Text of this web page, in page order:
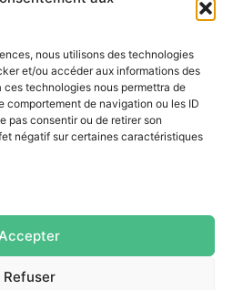
nous utilisons des technologies
et/ou accéder aux informations des
technologies nous permettra de
comportement de navigation ou les ID
pas consentir ou de retirer son
négatif sur certaines caractéristiques
Accepter
Refuser
bureau 100
(Québec)
J3G 0B7
Intranet
info@mrcvr.ca